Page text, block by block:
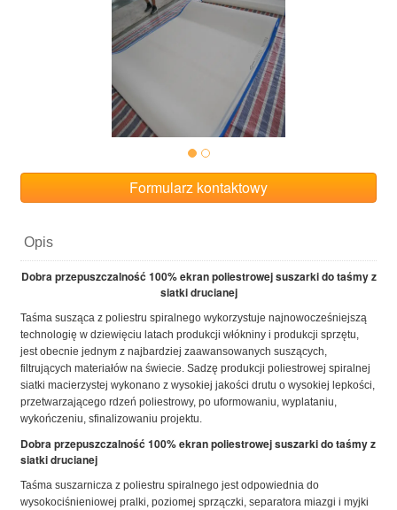
Formularz kontaktowy
Opis
Dobra przepuszczalność 100% ekran poliestrowej suszarki do taśmy z
siatki drucianej
Taśma susząca z poliestru spiralnego wykorzystuje najnowocześniejszą
technologię w dziewięciu latach produkcji włókniny i produkcji sprzętu,
jest obecnie jednym z najbardziej zaawansowanych suszących,
filtrujących materiałów na świecie. Sadzę produkcji poliestrowej spiralnej
siatki macierzystej wykonano z wysokiej jakości drutu o wysokiej lepkości,
przetwarzającego rdzeń poliestrowy, po uformowaniu, wyplataniu,
wykończeniu, sfinalizowaniu projektu.
Dobra przepuszczalność 100% ekran poliestrowej suszarki do taśmy z
siatki drucianej
Taśma suszarnicza z poliestru spiralnego jest odpowiednia do
wysokociśnieniowej pralki, poziomej sprzączki, separatora miazgi i myjki